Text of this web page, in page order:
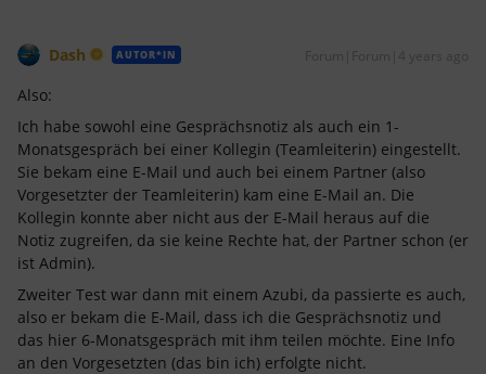
Dash AUTOR*IN Forum|Forum|4 years ago
Also:
Ich habe sowohl eine Gesprächsnotiz als auch ein 1-
Monatsgespräch bei einer Kollegin (Teamleiterin) eingestellt.
Sie bekam eine E-Mail und auch bei einem Partner (also
Vorgesetzter der Teamleiterin) kam eine E-Mail an. Die
Kollegin konnte aber nicht aus der E-Mail heraus auf die
Notiz zugreifen, da sie keine Rechte hat, der Partner schon (er
ist Admin).
Zweiter Test war dann mit einem Azubi, da passierte es auch,
also er bekam die E-Mail, dass ich die Gesprächsnotiz und
das hier 6-Monatsgespräch mit ihm teilen möchte. Eine Info
an den Vorgesetzten (das bin ich) erfolgte nicht.